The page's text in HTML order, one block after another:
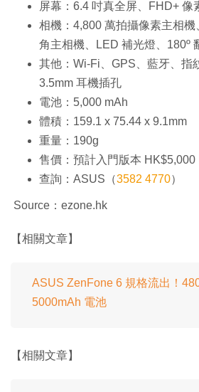
屏幕：6.4 吋真全屏、FHD+ 像
相機：4,800 萬拍攝像素主相
角主相機、LED 補光燈、180º
其他：Wi-Fi、GPS、藍牙、指
3.5mm 耳機插孔
電池：5,000 mAh
體積：159.1 x 75.44 x 9.1mm
重量：190g
售價：預計入門版本 HK$5,000
查詢：ASUS（3582 4770）
Source：ezone.hk
【相關文章】
ASUS ZenFone 6 規格流出！
5000mAh 電池
【相關文章】